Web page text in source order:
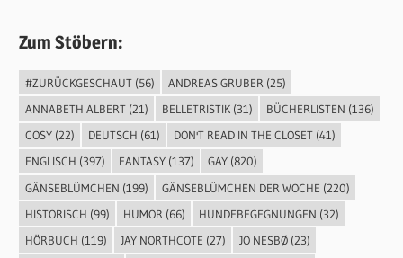
Zum Stöbern:
#ZURÜCKGESCHAUT(56) ANDREAS GRUBER (25)
ANNABETH ALBERT(21) BELLETRISTIK(31) BÜCHERLISTEN (136)
COSY(22) DEUTSCH (61) DON'T READ IN THE CLOSET(41)
ENGLISCH (397) FANTASY(137) GAY(820)
GÄNSEBLÜMCHEN (199) GÄNSEBLÜMCHEN DER WOCHE (220)
HISTORISCH (99) HUMOR (66) HUNDEBEGEGNUNGEN (32)
HÖRBUCH (119) JAY NORTHCOTE (27) JO NESBØ(23)